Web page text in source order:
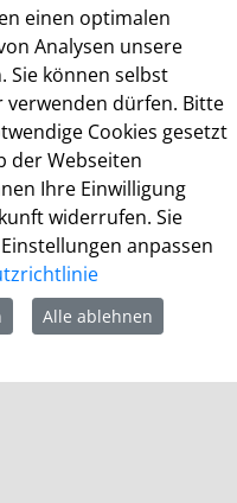
Verwaltung
15.30 Uhr
einen optimalen
Analysen unsere
Sie können selbst
verwenden dürfen. Bitte
Cookies gesetzt
der Webseiten
Ihre Einwilligung
widerrufen. Sie
anpassen
Alle ablehnen